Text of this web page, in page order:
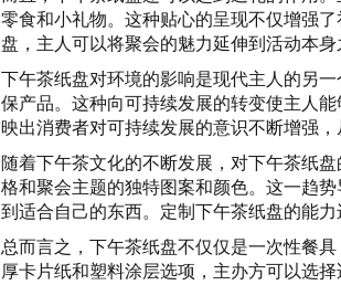
零食和小礼物。这种贴心的呈现不仅增强
盘，主人可以将聚会的魅力延伸到活动本身
下午茶纸盘对环境的影响是现代主人的另
保产品。这种向可持续发展的转变使主人
映出消费者对可持续发展的意识不断增强
随着下午茶文化的不断发展，对下午茶纸
格和聚会主题的独特图案和颜色。这一趋
到适合自己的东西。定制下午茶纸盘的能
总而言之，下午茶纸盘不仅仅是一次性餐
厚卡片纸和塑料涂层选项，主办方可以选